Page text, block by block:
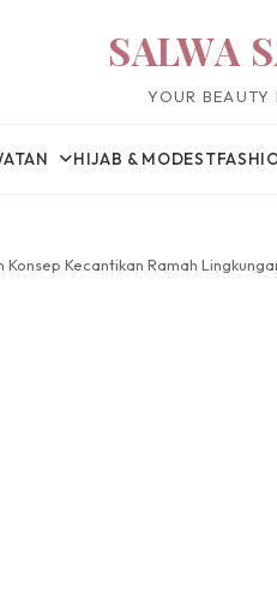
SALWA
YOUR BEAUTY
HIJAB & MODEST
Kecantikan Ramah